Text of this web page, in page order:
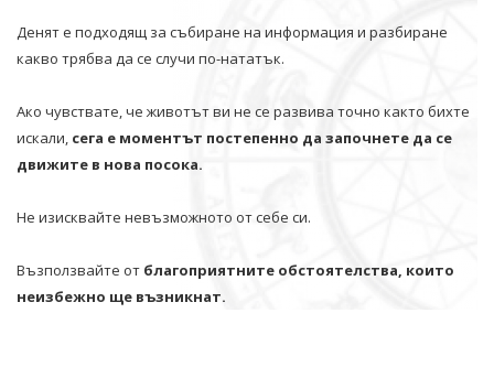
Денят е подходящ за събиране на информация и разбиране
какво трябва да се случи по-нататък.
Ако чувствате, че животът ви не се развива точно както бихте
искали, сега е моментът постепенно да започнете да се
движите в нова посока.
Не изисквайте невъзможното от себе си.
Възползвайте от благоприятните обстоятелства, които
неизбежно ще възникнат.